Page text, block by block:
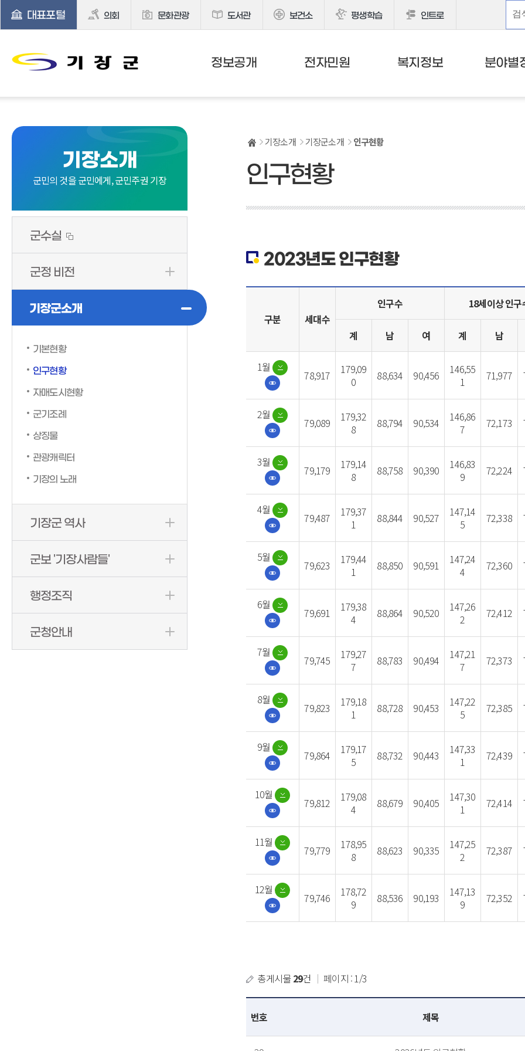
대표포털 의회 문화관광 도서관 보건소 평생학습 인트로
정보공개 전자민원 복지정보 분야별
기장소개
군민의 것을 군민에게, 군민주권 기장
군수실
군정 비전
기장군소개
기본현황
인구현황
자매도시현황
군기조례
상징물
관광캐릭터
기장의 노래
기장군 역사
군보 '기장사람들'
행정조직
군청안내
기장소개 기장군소개 인구현황
인구현황
2023년도 인구현황
구분 세대수
인구수 18세이상 인구
계 남 여 계 남
1월
78,917
179,09
0
88,634 90,456
146,55
1
71,977
2월
79,089
179,32
8
88,794 90,534
146,86
7
72,173
3월
79,179
179,14
8
88,758 90,390
146,83
9
72,224
4월
79,487
179,37
1
88,844 90,527
147,14
5
72,338
5월
79,623
179,44
1
88,850 90,591
147,24
4
72,360
6월
79,691
179,38
4
88,864 90,520
147,26
2
72,412
7월
79,745
179,27
7
88,783 90,494
147,21
7
72,373
8월
79,823
179,18
1
88,728 90,453
147,22
5
72,385
9월
79,864
179,17
5
88,732 90,443
147,33
1
72,439
10월
79,812
179,08
4
88,679 90,405
147,30
1
72,414
11월
79,779
178,95
8
88,623 90,335
147,25
2
72,387
12월
79,746
178,72
9
88,536 90,193
147,13
9
72,352
총게시물 29건 ｜ 페이지 : 1/3
번호 제목